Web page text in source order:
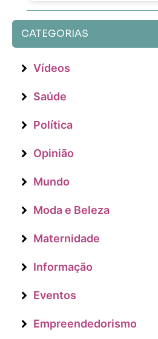
CATEGORIAS
Vídeos
Saúde
Política
Opinião
Mundo
Moda e Beleza
Maternidade
Informação
Eventos
Empreendedorismo